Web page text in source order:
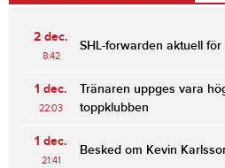
2 dec.
8:42
SHL-forwarden aktuell
1 dec.
22:03
Tränaren uppges vara
toppklubben
1 dec.
21:41
Besked om Kevin